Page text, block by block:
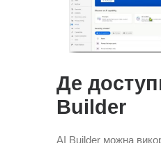
Де
Builder
AI Builder можна